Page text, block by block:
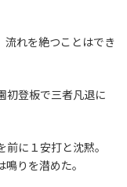
流れを絶つことはでき
初登板で三者凡退に
に１安打と沈黙。
りを潜めた。